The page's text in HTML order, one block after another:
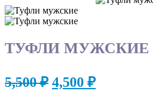
ТУФЛИ МУЖСКИЕ
5,500₽ Первоначальная
цена
4,500 ₽Текущая
цена: